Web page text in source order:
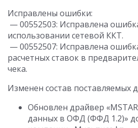
Исправлены ошибки:
— 00552503: Исправлена
использовании сетевой ККТ.
— 00552507: Исправлена
расчетных ставок в
чека.
Изменен состав поставляемых
Обновлен драйвер
данных в ОФД (ФФД 1.2)»